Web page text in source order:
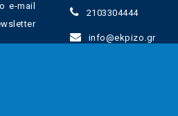
e-mail
πάσα
2103304444
info@ekpizo.gr